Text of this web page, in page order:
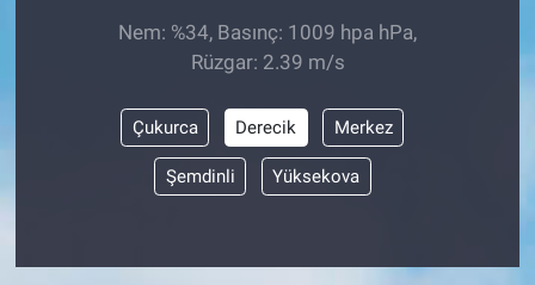
Nem: %34, Basınç: 1009 hpa hPa,
Rüzgar: 2.39 m/s
Çukurca Derecik Merkez
Şemdinli Yüksekova